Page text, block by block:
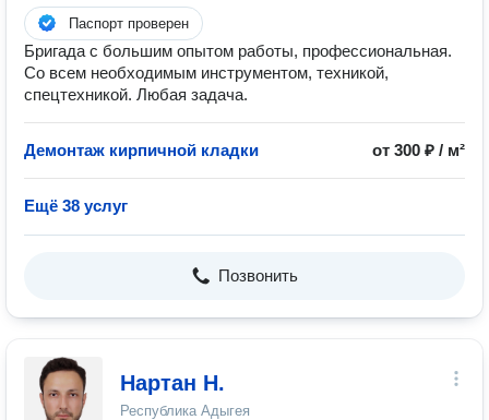
Паспорт проверен
Бригада с большим опытом работы, профессиональная.
Со всем необходимым инструментом, техникой,
спецтехникой. Любая задача.
Демонтаж кирпичной кладки от 300 ₽ / м²
Ещё 38 услуг
Позвонить
Нартан Н.
Республика Адыгея